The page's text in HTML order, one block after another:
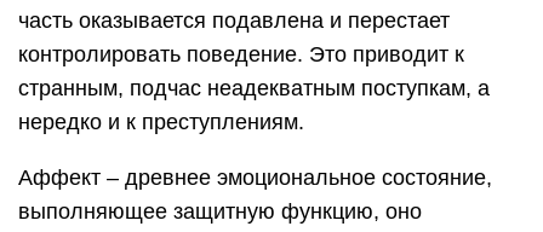
часть оказывается подавлена и перестает
контролировать поведение. Это приводит к
странным, подчас неадекватным поступкам, а
нередко и к преступлениям.
Аффект – древнее эмоциональное состояние,
выполняющее защитную функцию, оно